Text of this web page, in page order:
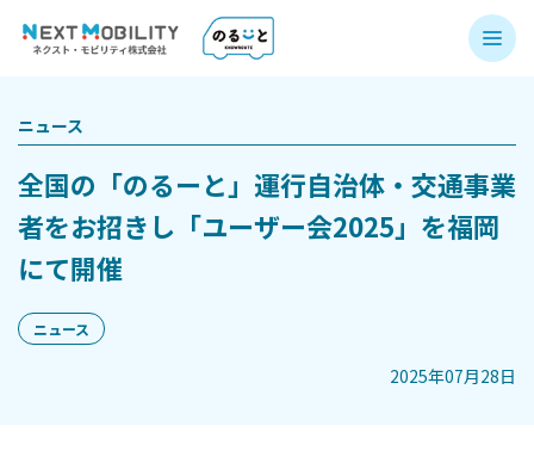
ニュース
全国の「のるーと」運行自治体・交通事業
者をお招きし「ユーザー会2025」を福岡
にて開催
ニュース
2025年07月28日